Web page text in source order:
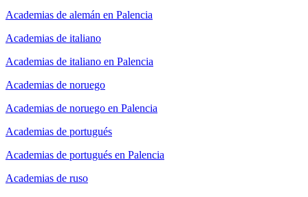
Academias de alemán en Palencia
Academias de italiano
Academias de italiano en Palencia
Academias de noruego
Academias de noruego en Palencia
Academias de portugués
Academias de portugués en Palencia
Academias de ruso